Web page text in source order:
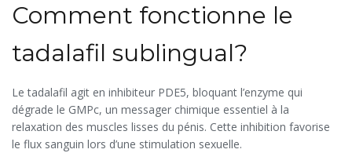
Comment fonctionne le
tadalafil sublingual?
Letadalafil agit en inhibiteur PDE5, bloquant l’enzyme qui
dégrade le GMPc, un messager chimique essentiel à la
relaxation des muscles lisses du pénis. Cette inhibition favorise
le flux sanguin lors d’une stimulation sexuelle.